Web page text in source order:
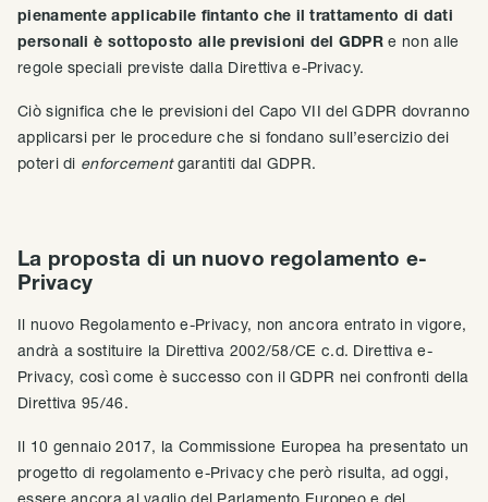
pienamente applicabile fintanto che il trattamento di dati
personali è sottoposto alle previsioni del GDPRe non alle
regole speciali previste dalla Direttiva e-Privacy.
Ciò significa che le previsioni del Capo VII del GDPR dovranno
applicarsi per le procedure che si fondano sull’esercizio dei
poteri di enforcementgarantiti dal GDPR.
La proposta di un nuovo regolamento e-
Privacy
Il nuovo Regolamento e-Privacy, non ancora entrato in vigore,
andrà a sostituire la Direttiva 2002/58/CE c.d. Direttiva e-
Privacy, così come è successo con il GDPR nei confronti della
Direttiva 95/46.
Il 10 gennaio 2017, la Commissione Europea ha presentato un
progetto di regolamento e-Privacy che però risulta, ad oggi,
essere ancora al vaglio del Parlamento Europeo e del